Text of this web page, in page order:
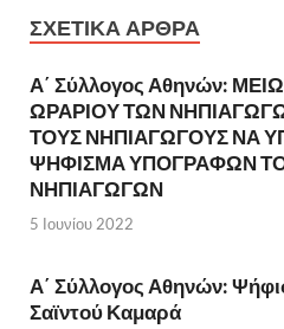
ΣΧΕΤΙΚΆ ΆΡΘΡΑ
Α΄ Σύλλογος Αθηνών:
ΩΡΑΡΙΟΥ ΤΩΝ
ΤΟΥΣ ΝΗΠΙΑΓΩΓΟΥΣ ΝΑ
ΨΗΦΙΣΜΑ ΥΠΟΓΡΑΦΩΝ
ΝΗΠΙΑΓΩΓΩΝ
5 Ιουνίου 2022
Α΄ Σύλλογος Αθηνών:
Σαϊντού Καμαρά